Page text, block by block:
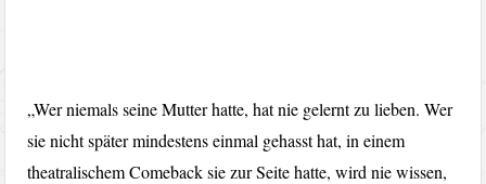
„Wer niemals seine Mutter hatte, hat nie gelernt zu lieben. Wer
sie nicht später mindestens einmal gehasst hat, in einem
theatralischem Comeback sie zur Seite hatte, wird nie wissen,